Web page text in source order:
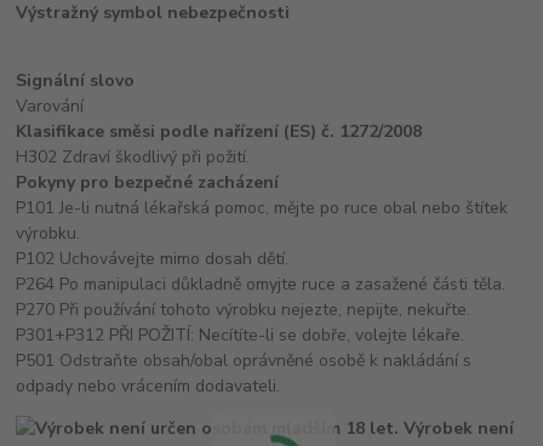
Výstražný symbol nebezpečnosti
Signální slovo
Varování
Klasifikace směsi podle nařízení (ES) č. 1272/2008
H302 Zdraví škodlivý při požití.
Pokyny pro bezpečné zacházení
P101 Je-li nutná lékařská pomoc, mějte po ruce obal nebo štítek
výrobku.
P102 Uchovávejte mimo dosah dětí.
P264 Po manipulaci důkladně omyjte ruce a zasažené části těla.
P270 Při používání tohoto výrobku nejezte, nepijte, nekuřte.
P301+P312 PŘI POŽITÍ: Necítíte-li se dobře, volejte lékaře.
P501 Odstraňte obsah/obal oprávněné osobě k nakládání s
odpady nebo vrácením dodavateli.